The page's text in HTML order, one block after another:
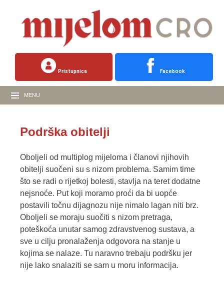
Pristupnica Facebook
MENU
Podrška obitelji
Oboljeli od multiplog mijeloma i članovi njihovih
obitelji suočeni su s nizom problema. Samim time
što se radi o rijetkoj bolesti, stavlja na teret dodatne
nejsnoće. Put koji moramo proći da bi uopće
postavili točnu dijagnozu nije nimalo lagan niti brz.
Oboljeli se moraju suočiti s nizom pretraga,
poteškoća unutar samog zdravstvenog sustava, a
sve u cilju pronalaženja odgovora na stanje u
kojima se nalaze. Tu naravno trebaju podršku jer
nije lako snalaziti se sam u moru informacija.